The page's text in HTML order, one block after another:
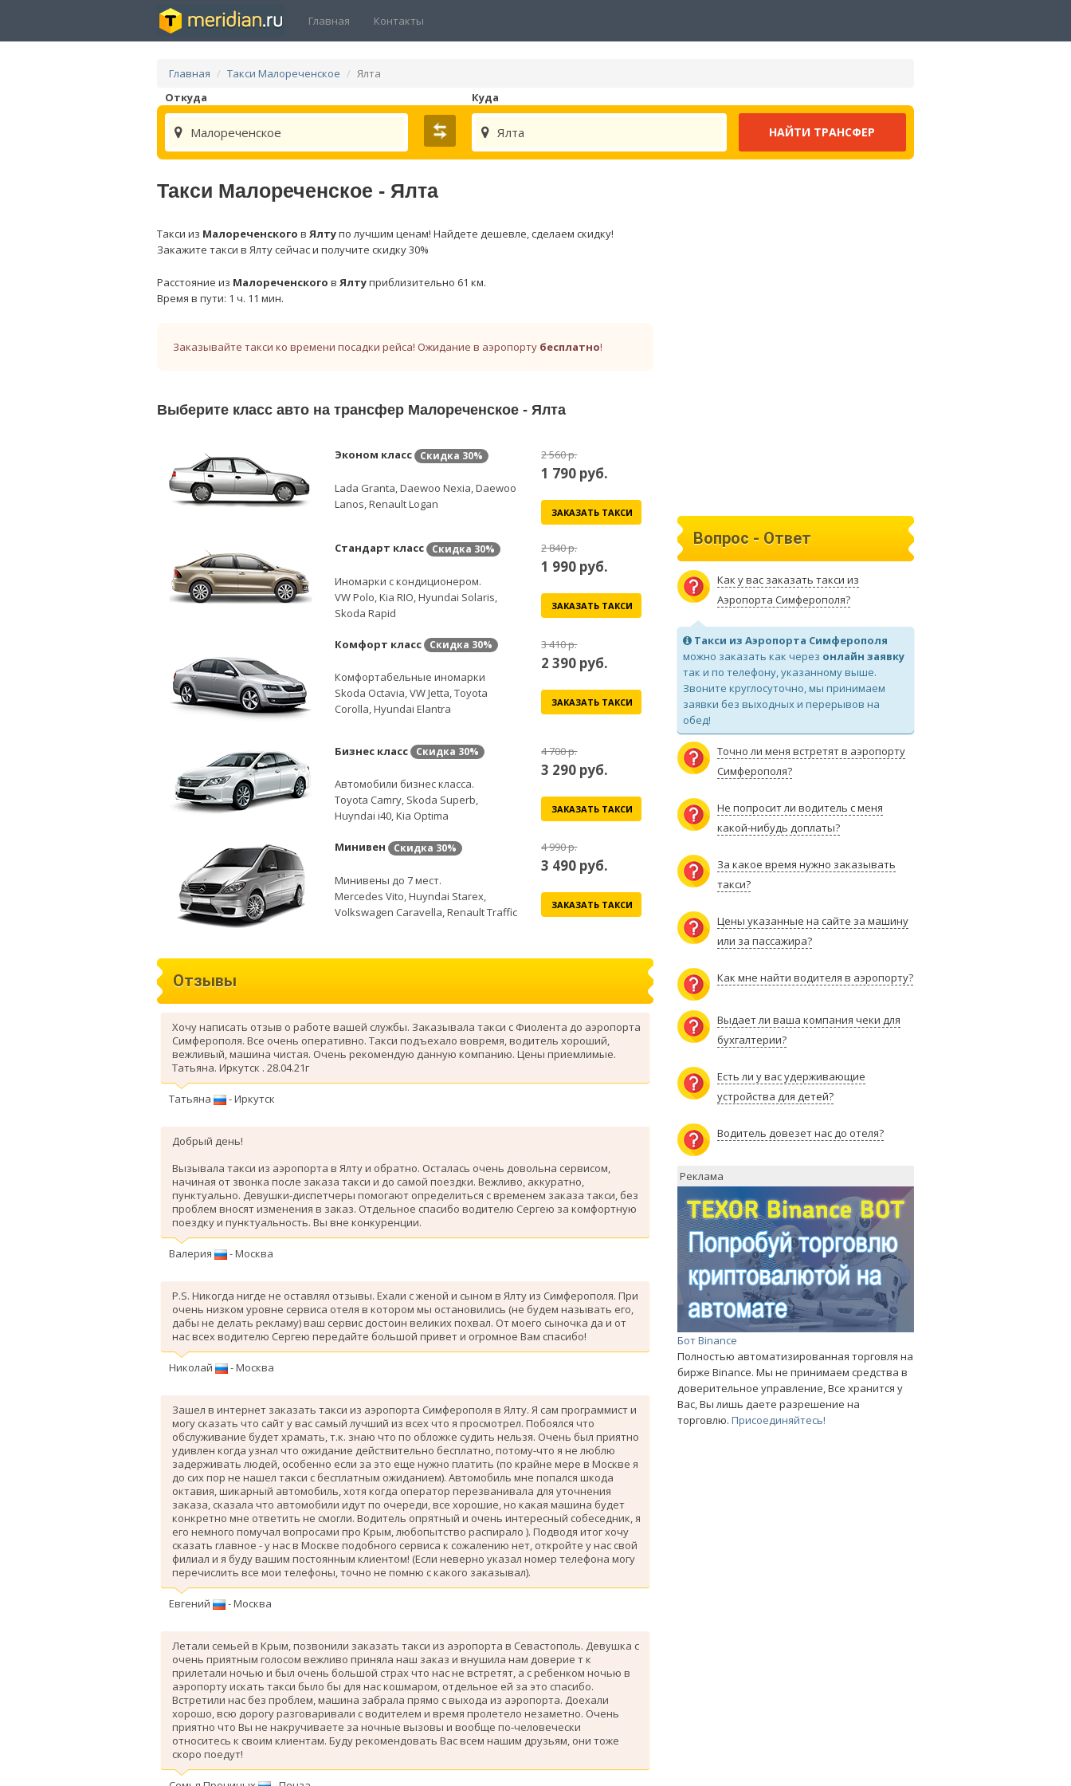
Главная Контакты
Главная Такси Малореченское
Ялта
Откуда
Малореченское
Куда
Ялта
Такси Малореченское - Ялта
Такси из Малореченского в Ялтупо лучшим ценам! Найдете дешевле, сделаем скидку!
Закажите такси в Ялту сейчас и получите скидку 30%
Расстояние из Малореченского в Ялтуприблизительно 61 км.
Время в пути: 1 ч. 11 мин.
Заказывайте такси ко времени посадки рейса! Ожидание в аэропорту бесплатно!
Выберите класс авто на трансфер Малореченское - Ялта
Эконом класс Скидка 30%
Lada Granta, Daewoo Nexia, Daewoo
Lanos, Renault Logan
2 560 р.
1 790 руб.
ЗАКАЗАТЬ ТАКСИ
Стандарт класс Скидка 30%
Иномарки с кондиционером.
VW Polo, Kia RIO, Hyundai Solaris,
Skoda Rapid
2 840 р.
1 990 руб.
ЗАКАЗАТЬ ТАКСИ
Комфорт класс Скидка 30%
Комфортабельные иномарки
Skoda Octavia, VW Jetta, Toyota
Corolla, Hyundai Elantra
3 410 р.
2 390 руб.
ЗАКАЗАТЬ ТАКСИ
Бизнес класс Скидка 30%
Автомобили бизнес класса.
Toyota Camry, Skoda Superb,
Huyndai i40, Kia Optima
4 700 р.
3 290 руб.
ЗАКАЗАТЬ ТАКСИ
Минивен Скидка 30%
Минивены до 7 мест.
Mercedes Vito, Huyndai Starex,
Volkswagen Caravella, Renault Traffic
4 990 р.
3 490 руб.
ЗАКАЗАТЬ ТАКСИ
Отзывы
Хочу написать отзыв о работе вашей службы. Заказывала такси с Фиолента до аэропорта
Симферополя. Все очень оперативно. Такси подъехало вовремя, водитель хороший,
вежливый, машина чистая. Очень рекомендую данную компанию. Цены приемлимые.
Татьяна. Иркутск . 28.04.21г
Татьяна - Иркутск
Добрый день!
Вызывала такси из аэропорта в Ялту и обратно. Осталась очень довольна сервисом,
начиная от звонка после заказа такси и до самой поездки. Вежливо, аккуратно,
пунктуально. Девушки-диспетчеры помогают определиться с временем заказа такси, без
проблем вносят изменения в заказ. Отдельное спасибо водителю Сергею за комфортную
поездку и пунктуальность. Вы вне конкуренции.
Валерия - Москва
P.S. Никогда нигде не оставлял отзывы. Ехали с женой и сыном в Ялту из Симферополя. При
очень низком уровне сервиса отеля в котором мы остановились (не будем называть его,
дабы не делать рекламу) ваш сервис достоин великих похвал. От моего сыночка да и от
нас всех водителю Сергею передайте большой привет и огромное Вам спасибо!
Николай - Москва
Зашел в интернет заказать такси из аэропорта Симферополя в Ялту. Я сам программист и
могу сказать что сайт у вас самый лучший из всех что я просмотрел. Побоялся что
обслуживание будет храмать, т.к. знаю что по обложке судить нельзя. Очень был приятно
удивлен когда узнал что ожидание действительно бесплатно, потому-что я не люблю
задерживать людей, особенно если за это еще нужно платить (по крайне мере в Москве я
до сих пор не нашел такси с бесплатным ожиданием). Автомобиль мне попался шкода
октавия, шикарный автомобиль, хотя когда оператор перезванивала для уточнения
заказа, сказала что автомобили идут по очереди, все хорошие, но какая машина будет
конкретно мне ответить не смогли. Водитель опрятный и очень интересный собеседник, я
его немного помучал вопросами про Крым, любопытство распирало ). Подводя итог хочу
сказать главное - у нас в Москве подобного сервиса к сожалению нет, откройте у нас свой
филиал и я буду вашим постоянным клиентом! (Если неверно указал номер телефона могу
перечислить все мои телефоны, точно не помню с какого заказывал).
Евгений - Москва
Летали семьей в Крым, позвонили заказать такси из аэропорта в Севастополь. Девушка с
очень приятным голосом вежливо приняла наш заказ и внушила нам доверие т к
прилетали ночью и был очень большой страх что нас не встретят, а с ребенком ночью в
аэропорту искать такси было бы для нас кошмаром, отдельное ей за это спасибо.
Вcтретили нас без проблем, машина забрала прямо с выхода из аэропорта. Доехали
хорошо, всю дорогу разговаривали с водителем и время пролетело незаметно. Очень
приятно что Вы не накручиваете за ночные вызовы и вообще по-человечески
относитесь к своим клиентам. Буду рекомендовать Вас всем нашим друзьям, они тоже
скоро поедут!
Вопрос - Ответ
Как у вас заказать такси из
Аэропорта Симферополя?
Такси из Аэропорта Симферополя
можно заказать как через онлайн заявку
так и по телефону, указанному выше.
Звоните круглосуточно, мы принимаем
заявки без выходных и перерывов на
обед!
Точно ли меня встретят в аэропорту
Симферополя?
Не попросит ли водитель с меня
какой-нибудь доплаты?
За какое время нужно заказывать
такси?
Цены указанные на сайте за машину
или за пассажира?
Как мне найти водителя в аэропорту?
Выдает ли ваша компания чеки для
бухгалтерии?
Есть ли у вас удерживающие
устройства для детей?
Водитель довезет нас до отеля?
Реклама
Бот Binance
Полностью автоматизированная торговля на
бирже Binance. Мы не принимаем средства в
доверительное управление, Все хранится у
Вас, Вы лишь даете разрешение на
торговлю.Присоединяйтесь!